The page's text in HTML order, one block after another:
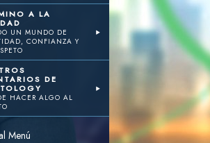
A LA
UN MUNDO DE
CONFIANZA Y
DE
HACER ALGO AL
Menú